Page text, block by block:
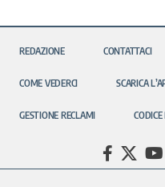
REDAZIONE CONTATTACI
COME VEDERCI SCARICA
GESTIONE RECLAMI